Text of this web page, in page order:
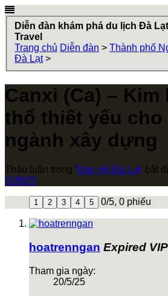
Diễn đàn khám phá du lịch Đà
Travel
Trang chủ Diễn đàn > Thành phố
Đà Lạt >
Canxi (Ca) – Kim
thổ thiết yếu
ngành xây dựng
Thảo luận trong 'Rao vặt Đà Lạt' bắt
31/8/25.
1 2 3 4 5 0/5, 0 phiếu
hoatrenngan Expired VIP
Tham gia ngày:
20/5/25